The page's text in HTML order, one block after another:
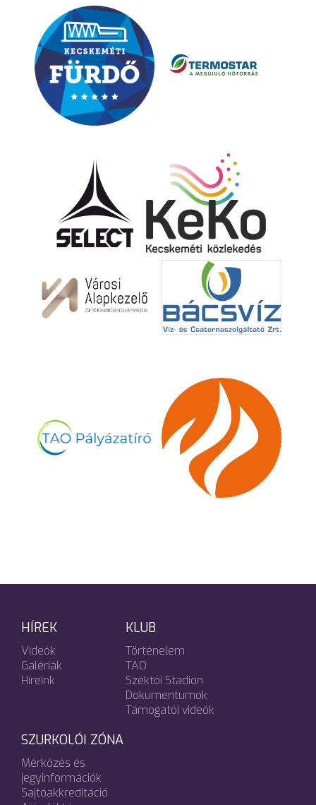
HÍREK
Videók
Galériák
Híreink
KLUB
Történelem
TAO
Széktói Stadion
Dokumentumok
Támogatói videók
SZURKOLÓI ZÓNA
Mérkőzés és
jegyinformációk
Sajtóakkreditáció